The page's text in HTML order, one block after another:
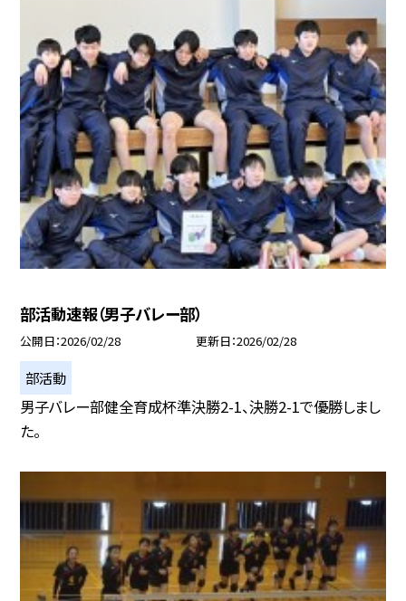
部活動速報（男子バレー部）
公開日 2026/02/28 更新日 2026/02/28
部活動
男子バレー部健全育成杯準決勝2-1、決勝2-1で優勝しまし
た。